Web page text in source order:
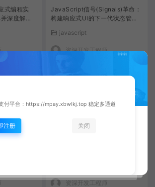
式编程实
深度解读
JavaScript信号(Signals)革命：
构建响应式UI的下一代状态管理
javascript
资深开发工程师
资深开发工程师
付平台：https://mpay.xbwlkj.top 稳定多通道
注册 关闭